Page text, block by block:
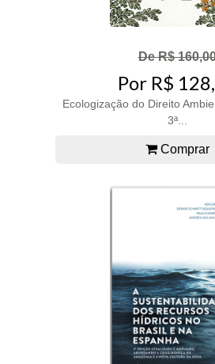
De R$
Por R$
Ecologização do Direito
3ª...
Comprar